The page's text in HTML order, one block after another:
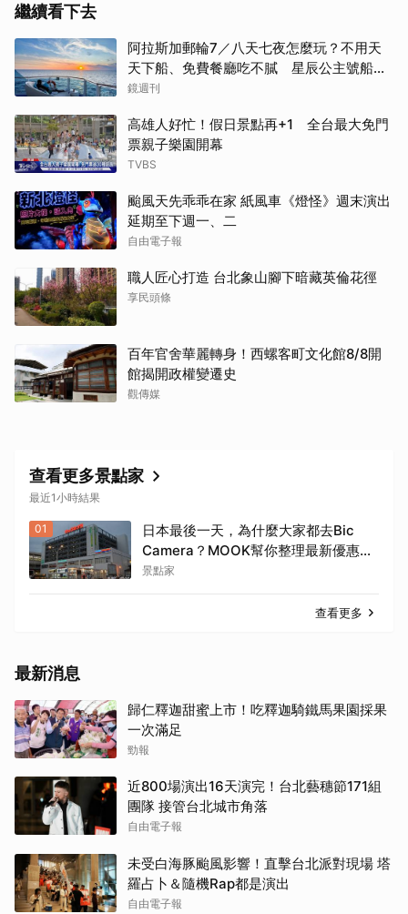
繼續看下去
阿拉斯加郵輪7／八天七夜怎麼玩？不用天
天下船、免費餐廳吃不膩 星辰公主號船上
一日生活公開
鏡週刊
高雄人好忙！假日景點再+1 全台最大免門
票親子樂園開幕
TVBS
颱風天先乖乖在家 紙風車《燈怪》週末演出
延期至下週一、二
自由電子報
職人匠心打造 台北象山腳下暗藏英倫花徑
享民頭條
百年官舍華麗轉身！西螺客町文化館8/8開
館揭開政權變遷史
觀傳媒
查看更多景點家
最近1小時結果
01
日本最後一天，為什麼大家都去Bic
Camera？MOOK幫你整理最新優惠
券，行前趕快存手機，結帳直接用，最
景點家
查看更多
最新消息
歸仁釋迦甜蜜上市！吃釋迦騎鐵馬果園採果
一次滿足
勁報
近800場演出16天演完！台北藝穗節171組
團隊 接管台北城市角落
自由電子報
未受白海豚颱風影響！直擊台北派對現場 塔
羅占卜＆隨機Rap都是演出
自由電子報